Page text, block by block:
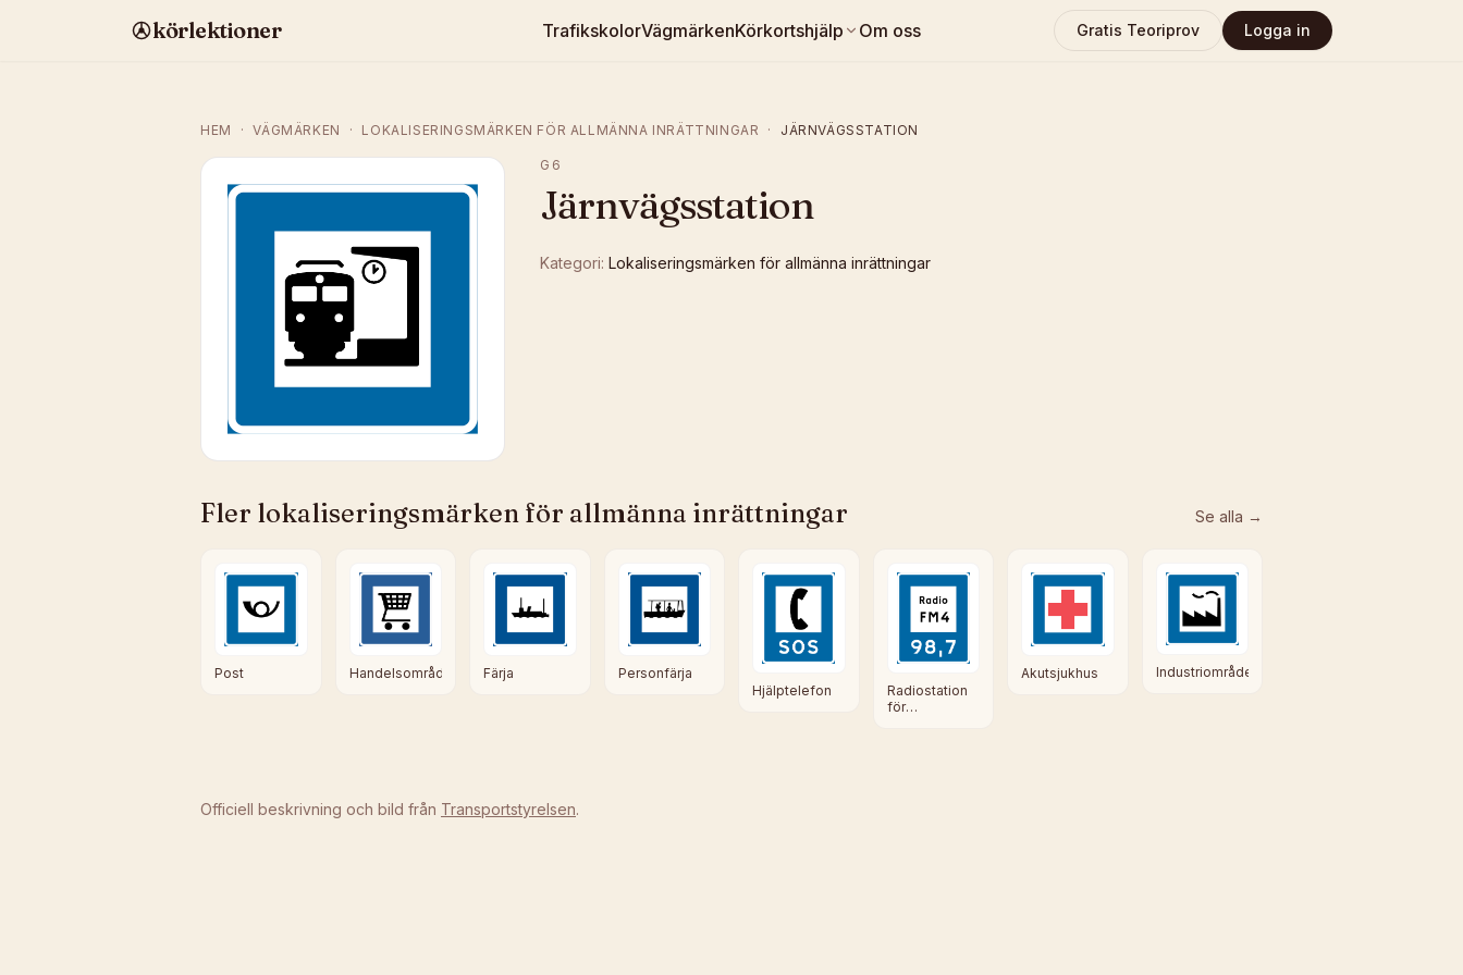
körlektioner TrafikskolorVägmärkenKörkortshjälp Om oss Gratis Teoriprov Logga in
HEM · VÄGMÄRKEN · LOKALISERINGSMÄRKEN FÖR ALLMÄNNA INRÄTTNINGAR · JÄRNVÄGSSTATION
G6
Järnvägsstation
Kategori: Lokaliseringsmärken för allmänna inrättningar
Fler lokaliseringsmärken för allmänna inrättningar Se alla →
Post Handelsområde Färja
Personfärja
Hjälptelefon
Radiostation
för
Akutsjukhus Industriområde
Officiell beskrivning och bild från Transportstyrelsen.